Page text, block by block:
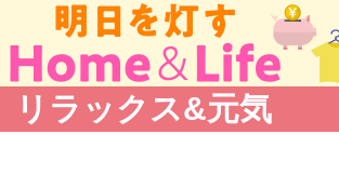
リラックス&元気